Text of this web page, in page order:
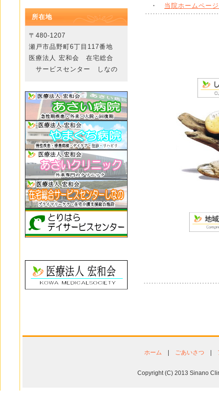
・ 当院ホームペー
所在地
〒480-1207
瀬戸市品野町6丁目117番地
医療法人 宏和会 在宅総合
サービスセンター しなの
ホーム ごあいさつ
Copyright (C) 2013 Sinano